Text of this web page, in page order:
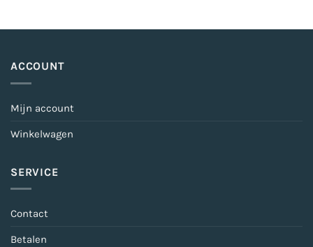
ACCOUNT
Mijn account
Winkelwagen
SERVICE
Contact
Betalen